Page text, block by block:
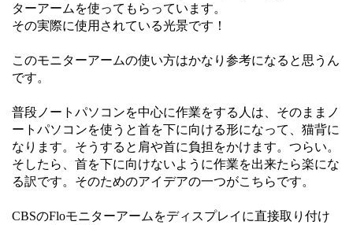
ターアームを使ってもらっています。
その実際に使用されている光景です！
このモニターアームの使い方はかなり参考になると思うん
です。
普段ノートパソコンを中心に作業をする人は、そのままノ
ートパソコンを使うと首を下に向ける形になって、猫背に
なります。そうすると肩や首に負担をかけます。つらい。
そしたら、首を下に向けないように作業を出来たら楽にな
る訳です。そのためのアイデアの一つがこちらです。
CBSのFloモニターアームをディスプレイに直接取り付け